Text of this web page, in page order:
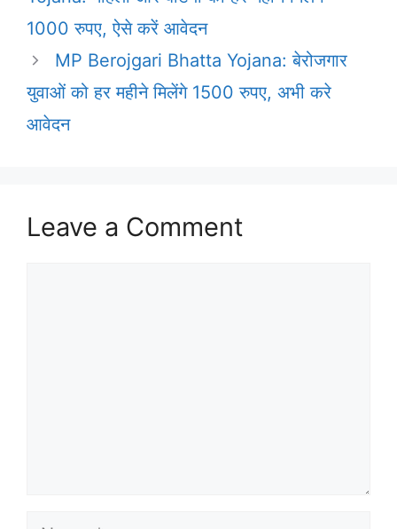
1000 रुपए, ऐसे करें आवेदन
MP Berojgari Bhatta Yojana: बेरोजगार
युवाओं को हर महीने मिलेंगे 1500 रुपए, अभी करे
आवेदन
Leave a Comment
Name